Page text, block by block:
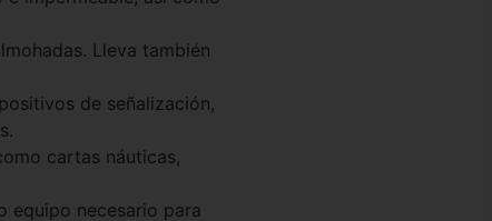
Lleva también
de señalización,
cartas náuticas,
equipo necesario para